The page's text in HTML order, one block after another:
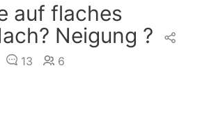
auf flaches
Neigung ?
13
6